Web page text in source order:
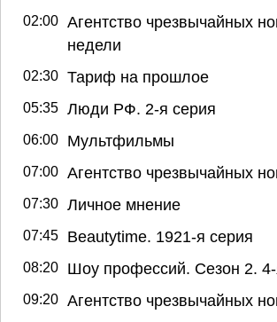
02:00 Агентство чрезвычайных
недели
02:30 Тариф на прошлое
05:35 Люди РФ. 2-я серия
06:00 Мультфильмы
07:00 Агентство чрезвычайных
07:30 Личное мнение
07:45 Beautytime. 1921-я серия
08:20 Шоу профессий. Сезон 2.
09:20 Агентство чрезвычайных